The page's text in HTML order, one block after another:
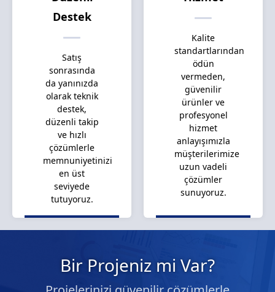
Destek
Satış
sonrasında
da yanınızda
olarak teknik
destek,
düzenli takip
ve hızlı
çözümlerle
memnuniyetinizi
en üst
seviyede
tutuyoruz.
Kalite
standartlarından
ödün
vermeden,
güvenilir
ürünler ve
profesyonel
hizmet
anlayışımızla
müşterilerimize
uzun vadeli
çözümler
sunuyoruz.
Bir Projeniz mi Var?